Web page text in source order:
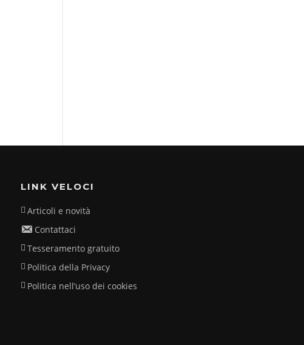
LINK VELOCI
Articoli e novità
Contattaci
Tesseramento gratuito
Politica della Privacy
Politica nell’uso dei cookies